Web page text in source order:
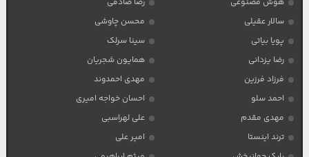
سالار عقیلی
محسن چاوشی
پویا بیاتی
سینا سرلک
رضا یزدانی
همایون شجریان
فرزاد فرزین
مهدی احمدوند
احمد سلو
احسان خواجه امیری
مهدی مقدم
علی لهراسبی
ترند اینستا
امیر علی